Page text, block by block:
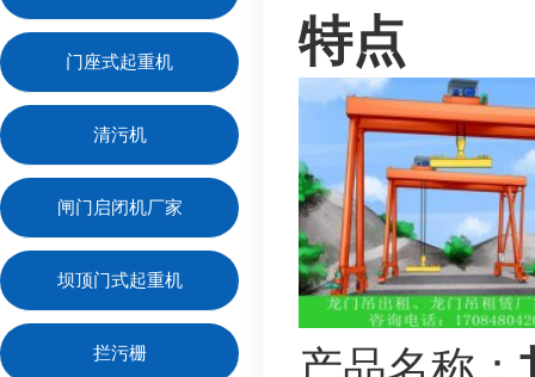
门座式起重机
清污机
闸门启闭机厂家
坝顶门式起重机
拦污栅
特点